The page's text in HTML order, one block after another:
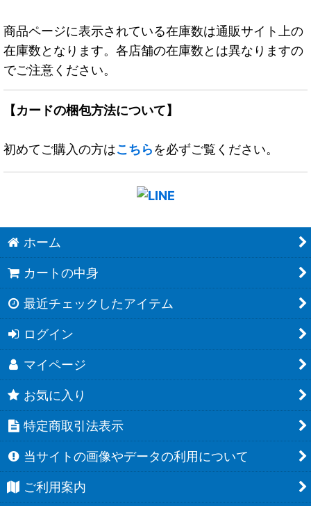
商品ページに表示されている在庫数は通販サイト上の
在庫数となります。各店舗の在庫数とは異なりますの
でご注意ください。
【カードの梱包方法について】
初めてご購入の方はこちらを必ずご覧ください。
ホーム
カートの中身
最近チェックしたアイテム
ログイン
マイページ
お気に入り
特定商取引法表示
当サイトの画像やデータの利用について
ご利用案内